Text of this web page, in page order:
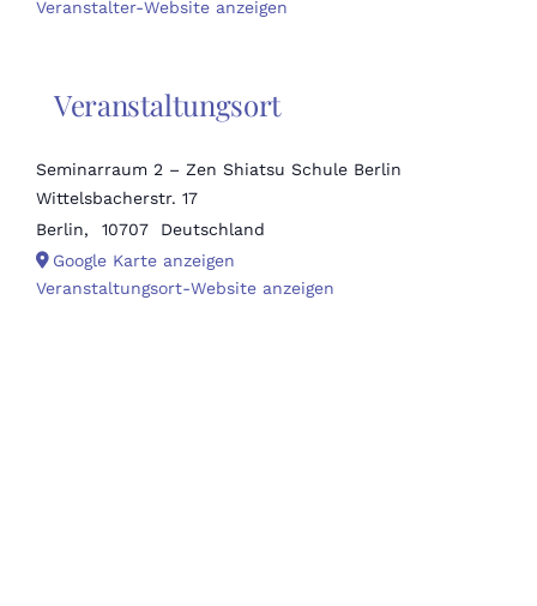
Veranstalter-Website anzeigen
Veranstaltungsort
Seminarraum 2 – Zen Shiatsu Schule Berlin
Wittelsbacherstr. 17
Berlin, 10707
Deutschland
Google Karte anzeigen
Veranstaltungsort-Website anzeigen